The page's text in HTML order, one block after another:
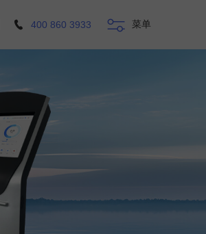
400 860 3933 菜单